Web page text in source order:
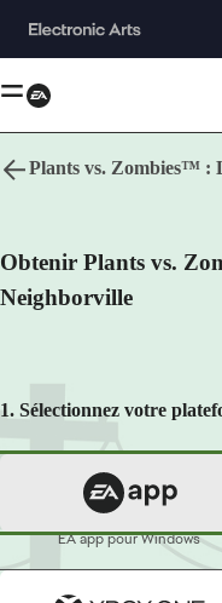
Plants vs. Zombies™ :
Obtenir Plants vs.
Neighborville
1. Sélectionnez votre
EA app pour Windows
EA app pour Windows
EA app pour Mac
Jeu de tir Jeux
Aide
Mentions légales et